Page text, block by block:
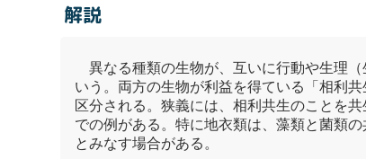
解説
異なる種類の生物が、互いに行動や生理
いう。両方の生物が利益を得ている「相利
区分される。狭義には、相利共生のことを
での例がある。特に地衣類は、藻類と菌類の
とみなす場合がある。